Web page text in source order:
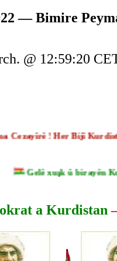
— Bimire
@ 12:59:20
Cezayîrê ! Her Bijî
Gelê xuşk û birayên
a Kurdistan